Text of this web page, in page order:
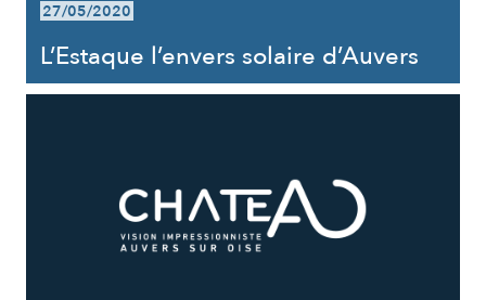
27/05/2020
L’Estaque l’envers solaire d’Auvers